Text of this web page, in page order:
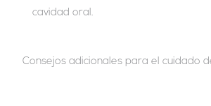
cavidad oral.
Consejos adicionales para el cuidado